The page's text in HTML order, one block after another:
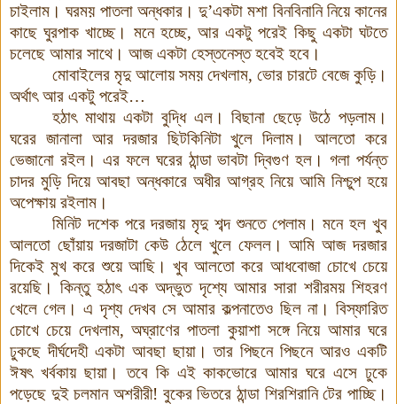
চাইলাম । ঘরময় পাতলা অন্ধকার। দু’একটা মশা বিনবিনানি নিয়ে কানের
কাছে ঘুরপাক খাচ্ছে। মনে হচ্ছে,আর একটু পরেই কিছু একটা ঘটতে
চলেছে আমার সাথে। আজ একটা হেস্তনেস্ত হবেই হবে ।
মোবাইলের মৃদু আলোয় সময় দেখলাম, ভোর চারটে বেজে কুড়ি।
অর্থাৎ আর একটু পরেই…
হঠাৎ মাথায় একটা বুদ্ধি এল। বিছানা ছেড়ে উঠে পড়লাম ।
ঘরের জানালা আর দরজার ছিটকিনিটা খুলে দিলাম ।
আলতো করে
ভেজানো রইল। এর ফলে ঘরের ঠান্ডা ভাবটা দ্বিগুণ হল । গলা পর্যন্ত
চাদর মুড়ি দিয়ে আবছা অন্ধকারে অধীর আগ্রহ নিয়ে আমি নিশ্চুপ হয়ে
অপেক্ষায় রইলাম ।
মিনিট দশেক পরে দরজায় মৃদু শব্দ শুনতে পেলাম। মনে হল খুব
আলতো ছোঁয়ায় দরজাটা কেউ ঠেলে খুলে ফেলল। আমি আজ দরজার
দিকেই মুখ করে শুয়ে আছি। খুব আলতো করে আধবোজা চোখে চেয়ে
রয়েছি । কিন্তু হঠাৎ এক অদ্ভুত দৃশ্যে আমার সারা শরীরময় শিহরণ
খেলে গেল । এ দৃশ্য দেখব সে আমার কল্পনাতেও ছিল না। বিস্ফারিত
চোখে চেয়ে দেখলাম,অঘ্রাণের পাতলা কুয়াশা সঙ্গে নিয়ে আমার ঘরে
ঢুকছে দীর্ঘদেহী একটা আবছা ছায়া। তার পিছনে পিছনে আরও একটি
ঈষৎ খর্বকায় ছায়া।
তবে কি এই কাকভোরে আমার ঘরে এসে ঢুকে
পড়েছে দুই চলমান অশরীরী! বুকের ভিতরে ঠান্ডা শিরশিরানি টের পাচ্ছি।